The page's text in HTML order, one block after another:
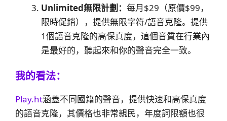
Unlimited無限計劃： 每月$29（原價$99，
限時促銷），提供無限字符/語音克隆。提供
1個語音克隆的高保真度，這個音質在行業內
是最好的，聽起來和你的聲音完全一致。
我的看法：
Play.ht涵蓋不同國籍的聲音，提供快速和高保真度
的語音克隆，其價格也非常親民，年度詞限額也很